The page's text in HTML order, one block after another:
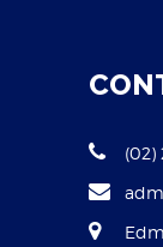
(02)